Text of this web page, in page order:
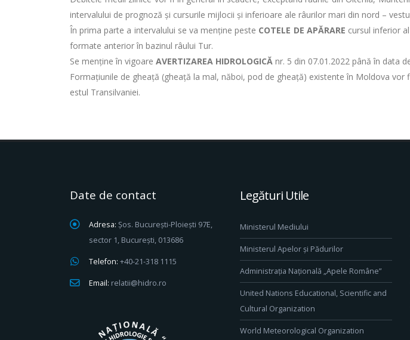
intervalului de prognoză și cursurile mijlocii și inferioare ale râurilor mari din nord –
În prima parte a intervalului se va menține peste COTELE DE APĂRARE cursul inferior
formate anterior în bazinul râului Tur.
Se menține în vigoare AVERTIZAREA HIDROLOGICĂ nr. 5 din 07.01.2022 până în data
Formațiunile de gheață (gheață la mal, năboi, pod de gheață) existente în Moldova
estul Transilvaniei.
Date de contact
Adresa: Șos. București-Ploiești 97E,
sector 1, București, 013686
Telefon: +40-21-318 1115
Email: relatii@hidro.ro
Legături Utile
Ministerul Mediului
Ministerul Apelor și Pădurilor
Administrația Națională „Apele Române”
United Nations Educational, Scientific and
Cultural Organization
World Meteorological Organization